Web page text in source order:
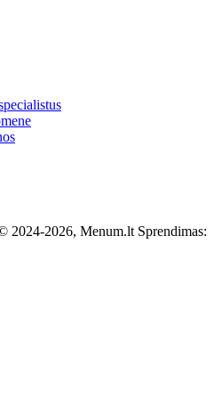
2024-2026, Menum.lt Sprendimas: